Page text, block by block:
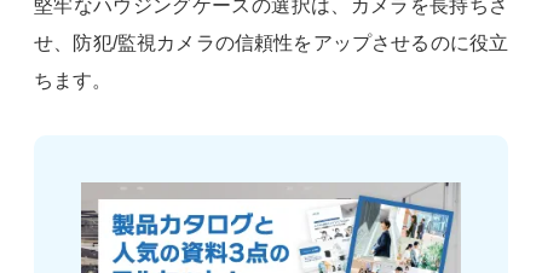
堅牢なハウジングケースの選択は、カメラを長持ちさ
せ、防犯/監視カメラの信頼性をアップさせるのに役立
ちます。